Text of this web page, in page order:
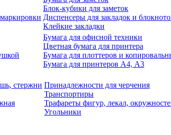
Блок-кубики для заметок
Диспенсеры для закладок и
Клейкие закладки
Бумага для офисной техники
Цветная бумага для принтера
Бумага для плоттеров и
Бумага для принтеров А4, А3
стержни Принадлежности для черчения
Транспортиры
Трафареты фигур, лекал,
Угольники